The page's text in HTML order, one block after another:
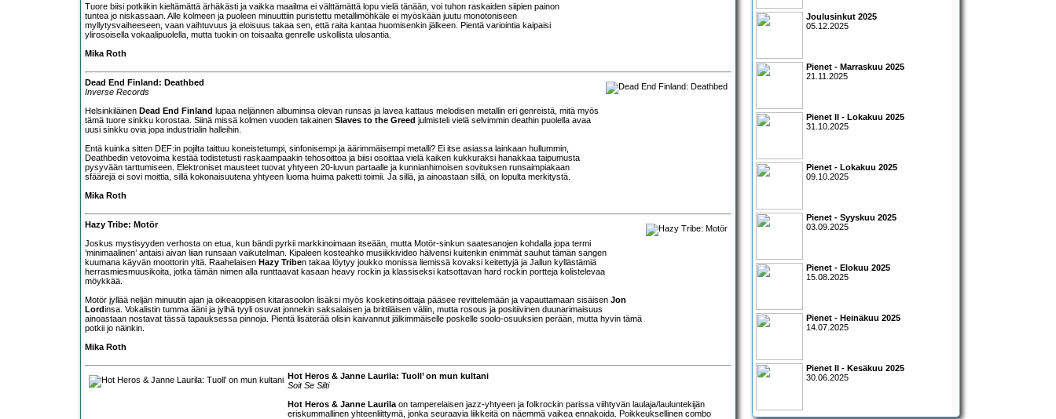
Tuore biisi potkiikin kieltämättä ärhäkästi ja vaikka maailma ei välttämättä lopu vielä tänään, voi tuhon raskaiden siipien painon
tuntea jo niskassaan. Alle kolmeen ja puoleen minuuttiin puristettu metallimöhkäle ei myöskään juutu monotoniseen
myllytysvaiheeseen, vaan vaihtuvuus ja eloisuus takaa sen, että raita kantaa huomisenkin jälkeen. Pientä variointia kaipaisi
ylirosoisella vokaalipuolella, mutta tuokin on toisaalta genrelle uskollista ulosantia.
Mika Roth
Dead End Finland: Deathbed
Inverse Records
Helsinkiläinen Dead End Finland lupaa neljännen albuminsa olevan runsas ja lavea kattaus melodisen metallin eri genreistä, mitä myös
tämä tuore sinkku korostaa. Siinä missä kolmen vuoden takainen Slaves to the Greed julmisteli vielä selvimmin deathin puolella avaa
uusi sinkku ovia jopa industrialin halleihin.
Entä kuinka sitten DEF:in pojilta taittuu koneistetumpi, sinfonisempi ja äärimmäisempi metalli? Ei itse asiassa lainkaan hullummin,
Deathbedin vetovoima kestää todistetusti raskaampaakin tehosoittoa ja biisi osoittaa vielä kaiken kukkuraksi hanakkaa taipumusta
pysyvään tarttumiseen. Elektroniset mausteet tuovat yhtyeen 20-luvun partaalle ja kunnianhimoisen sovituksen runsaimpiakaan
sfäärejä ei sovi moittia, sillä kokonaisuutena yhtyeen luoma huima paketti toimii. Ja sillä, ja ainoastaan sillä, on lopulta merkitystä.
Mika Roth
Hazy Tribe: Motör
Joskus mystisyyden verhosta on etua, kun bändi pyrkii markkinoimaan itseään, mutta Motör-sinkun saatesanojen kohdalla jopa termi
’minimaalinen’ antaisi aivan liian runsaan vaikutelman. Kipaleen kosteahko musiikkivideo hälvensi kuitenkin enimmät sauhut tämän sangen
kuumana käyvän moottorin yltä. Raahelaisen Hazy Triben takaa löytyy joukko monissa liemissä kovaksi keitettyjä ja Jallun kyllästämiä
herrasmiesmuusikoita, jotka tämän nimen alla runttaavat kasaan heavy rockin ja klassiseksi katsottavan hard rockin portteja kolistelevaa
möykkää.
Motör jyllää neljän minuutin ajan ja oikeaoppisen kitarasoolon lisäksi myös kosketinsoittaja pääsee revittelemään ja vapauttamaan sisäisen Jon
Lordinsa. Vokalistin tumma ääni ja jylhä tyyli osuvat jonnekin saksalaisen ja brittiläisen väliin, mutta rosous ja positiivinen duunarimaisuus
ainoastaan nostavat tässä tapauksessa pinnoja. Pientä lisäterää olisin kaivannut jälkimmäiselle poskelle soolo-osuuksien perään, mutta hyvin tämä
potkii jo näinkin.
Mika Roth
Hot Heros & Janne Laurila: Tuoll’ on mun kultani
Soit Se Silti
Hot Heros & Janne Laurila on tamperelaisen jazz-yhtyeen ja folkrockin parissa viihtyvän laulaja/lauluntekijän
eriskummallinen yhteenliittymä, jonka seuraavia liikkeitä on näemmä vaikea ennakoida. Poikkeuksellinen combo
Joulusinkut 2025
05.12.2025
Pienet - Marraskuu 2025
21.11.2025
Pienet II - Lokakuu 2025
31.10.2025
Pienet - Lokakuu 2025
09.10.2025
Pienet - Syyskuu 2025
03.09.2025
Pienet - Elokuu 2025
15.08.2025
Pienet - Heinäkuu 2025
14.07.2025
Pienet II - Kesäkuu 2025
30.06.2025